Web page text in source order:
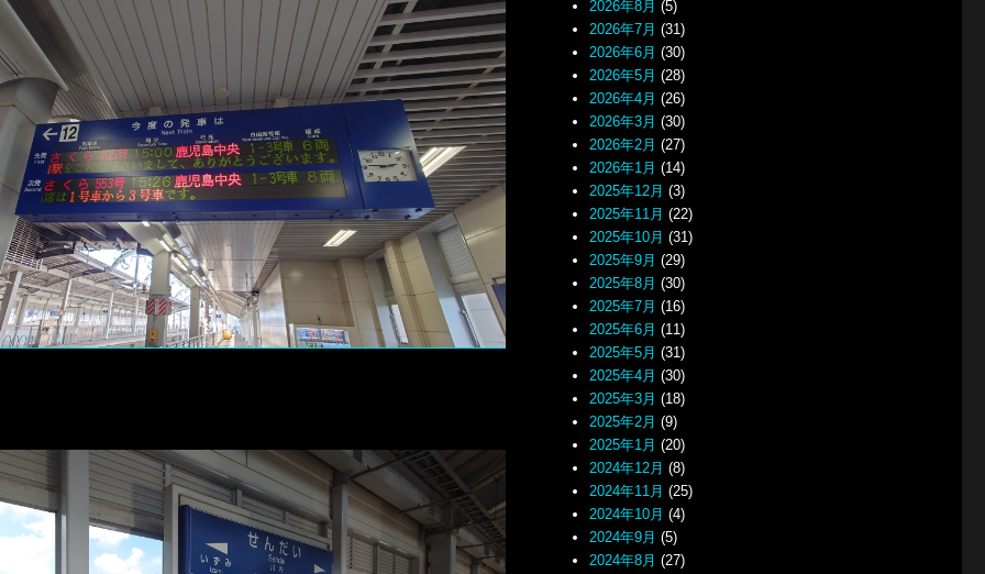
2026年8月 (5)
2026年7月 (31)
2026年6月 (30)
2026年5月 (28)
2026年4月 (26)
2026年3月 (30)
2026年2月 (27)
2026年1月 (14)
2025年12月 (3)
2025年11月 (22)
2025年10月 (31)
2025年9月 (29)
2025年8月 (30)
2025年7月 (16)
2025年6月 (11)
2025年5月 (31)
2025年4月 (30)
2025年3月 (18)
2025年2月 (9)
2025年1月 (20)
2024年12月 (8)
2024年11月 (25)
2024年10月 (4)
2024年9月 (5)
2024年8月 (27)